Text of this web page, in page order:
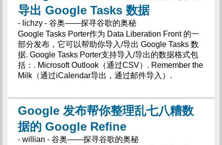
导出 Google Tasks 数据
- lichzy - 谷奥——探寻谷歌的奥秘
Google Tasks Porter作为 Data Liberation Front 的一
部分发布，它可以帮助你导入/导出 Google Tasks 数
据. Google Tasks Porter支持导入/导出的数据格式包
括：. Microsoft Outlook（通过CSV）. Remember the
Milk（通过iCalendar导出，通过邮件导入）.
Google 发布帮你整理乱七八糟数
据的 Google Refine
- willian - 谷奥——探寻谷歌的奥秘